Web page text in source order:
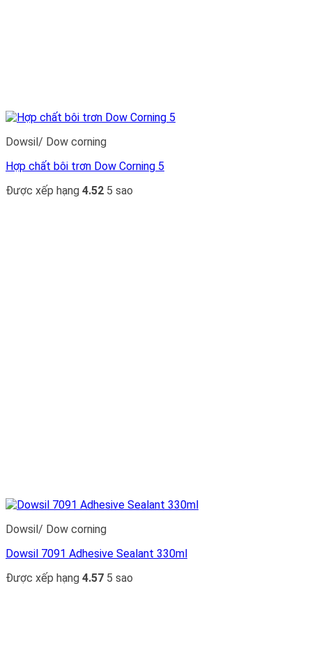
Dowsil/ Dow corning
Hợp chất bôi trơn Dow Corning 5
Được xếp hạng 4.52 5 sao
Dowsil/ Dow corning
Dowsil 7091 Adhesive Sealant 330ml
Được xếp hạng 4.57 5 sao